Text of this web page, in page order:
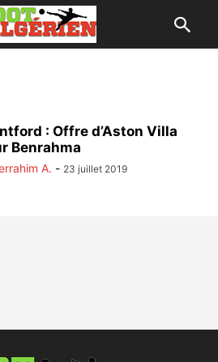
: Offre d’Aston Villa
Benrahma
A. - 23 juillet 2019